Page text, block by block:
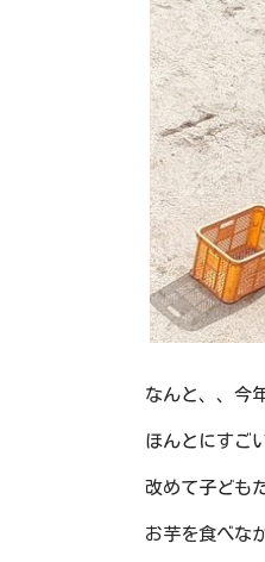
なんと、、今
ほんとにすご
改めて子ども
お芋を食べな